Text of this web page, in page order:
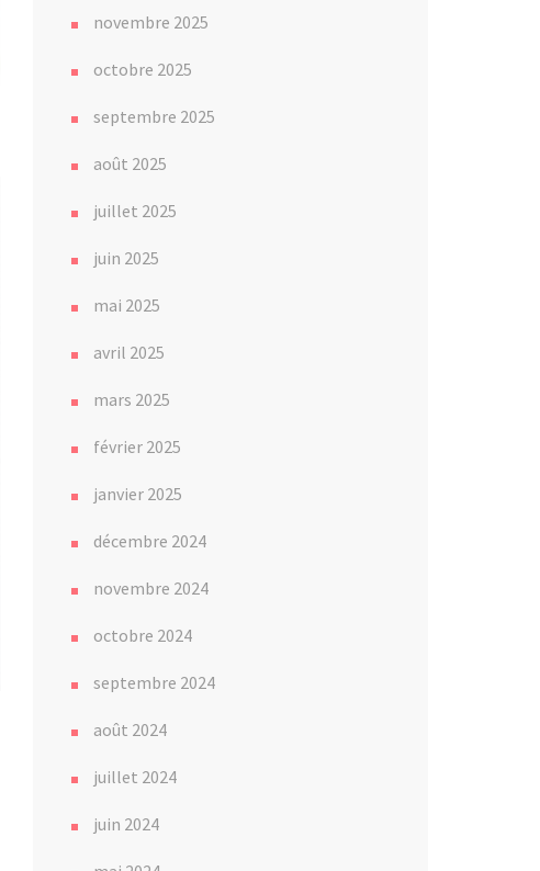
novembre 2025
octobre 2025
septembre 2025
août 2025
juillet 2025
juin 2025
mai 2025
avril 2025
mars 2025
février 2025
janvier 2025
décembre 2024
novembre 2024
octobre 2024
septembre 2024
août 2024
juillet 2024
juin 2024